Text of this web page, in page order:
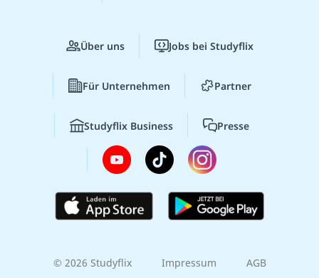
Über uns Jobs bei Studyflix
Für Unternehmen Partner
Studyflix Business Presse
© 2026 Studyflix Impressum AGB